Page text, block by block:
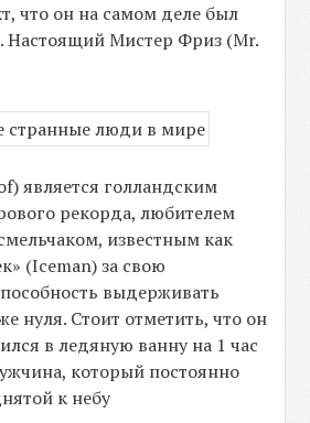
что он на самом деле был
Настоящий Мистер Фриз (Mr.
является голландским
рекорда, любителем
известным как
(Iceman) за свою
выдерживать
нуля. Стоит отметить, что он
в ледяную ванну на 1 час
который постоянно
к небу